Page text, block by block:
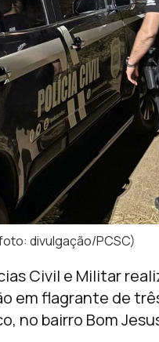
divulgação/PCSC)
Civil e Militar
em flagrante de
no bairro Bom